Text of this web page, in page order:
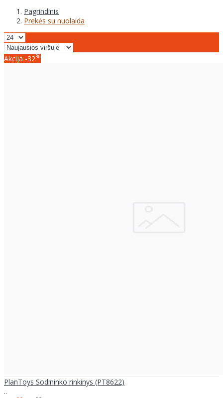
Pagrindinis
Prekės su nuolaida
Akcija -32%
PlanToys Sodininko rinkinys (PT8622)
..